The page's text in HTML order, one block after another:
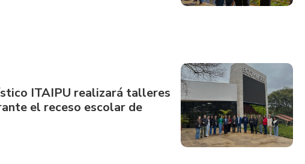
ITAIPU realizará talleres
el receso escolar de